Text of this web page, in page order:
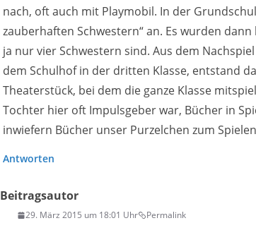
nach, oft auch mit Playmobil. In der
zauberhaften Schwestern“ an. Es wurden
ja nur vier Schwestern sind. Aus dem
dem Schulhof in der dritten Klasse, entstand
Theaterstück, bei dem die ganze Klasse
Tochter hier oft Impulsgeber war, Bücher in
inwiefern Bücher unser Purzelchen zum
Antworten
Beitragsautor
29. März 2015 um 18:01 Uhr Permalink